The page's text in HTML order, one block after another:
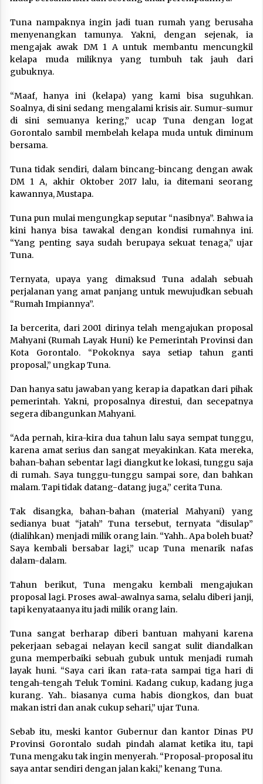
Tuna nampaknya ingin jadi tuan rumah yang berusaha
menyenangkan tamunya. Yakni, dengan sejenak, ia
mengajak awak DM 1 A untuk membantu mencungkil
kelapa muda miliknya yang tumbuh tak jauh dari
gubuknya.
“Maaf, hanya ini (kelapa) yang kami bisa suguhkan.
Soalnya, di sini sedang mengalami krisis air. Sumur-sumur
di sini semuanya kering,” ucap Tuna dengan logat
Gorontalo sambil membelah kelapa muda untuk diminum
bersama.
Tuna tidak sendiri, dalam bincang-bincang dengan awak
DM 1 A, akhir Oktober 2017 lalu, ia ditemani seorang
kawannya, Mustapa.
Tuna pun mulai mengungkap seputar “nasibnya”. Bahwa ia
kini hanya bisa tawakal dengan kondisi rumahnya ini.
“Yang penting saya sudah berupaya sekuat tenaga,” ujar
Tuna.
Ternyata, upaya yang dimaksud Tuna adalah sebuah
perjalanan yang amat panjang untuk mewujudkan sebuah
“Rumah Impiannya”.
Ia bercerita, dari 2001 dirinya telah mengajukan proposal
Mahyani (Rumah Layak Huni) ke Pemerintah Provinsi dan
Kota Gorontalo. “Pokoknya saya setiap tahun ganti
proposal,” ungkap Tuna.
Dan hanya satu jawaban yang kerap ia dapatkan dari pihak
pemerintah. Yakni, proposalnya direstui, dan secepatnya
segera dibangunkan Mahyani.
“Ada pernah, kira-kira dua tahun lalu saya sempat tunggu,
karena amat serius dan sangat meyakinkan. Kata mereka,
bahan-bahan sebentar lagi diangkut ke lokasi, tunggu saja
di rumah. Saya tunggu-tunggu sampai sore, dan bahkan
malam. Tapi tidak datang-datang juga,” cerita Tuna.
Tak disangka, bahan-bahan (material Mahyani) yang
sedianya buat “jatah” Tuna tersebut, ternyata “disulap”
(dialihkan) menjadi milik orang lain. “Yahh.. Apa boleh buat?
Saya kembali bersabar lagi,” ucap Tuna menarik nafas
dalam-dalam.
Tahun berikut, Tuna mengaku kembali mengajukan
proposal lagi. Proses awal-awalnya sama, selalu diberi janji,
tapi kenyataanya itu jadi milik orang lain.
Tuna sangat berharap diberi bantuan mahyani karena
pekerjaan sebagai nelayan kecil sangat sulit diandalkan
guna memperbaiki sebuah gubuk untuk menjadi rumah
layak huni. “Saya cari ikan rata-rata sampai tiga hari di
tengah-tengah Teluk Tomini. Kadang cukup, kadang juga
kurang. Yah.. biasanya cuma habis diongkos, dan buat
makan istri dan anak cukup sehari,” ujar Tuna.
Sebab itu, meski kantor Gubernur dan kantor Dinas PU
Provinsi Gorontalo sudah pindah alamat ketika itu, tapi
Tuna mengaku tak ingin menyerah. “Proposal-proposal itu
saya antar sendiri dengan jalan kaki,” kenang Tuna.